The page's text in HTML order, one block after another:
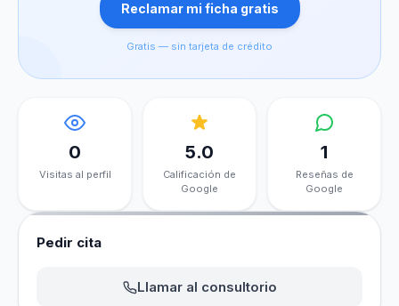
Reclamar mi ficha gratis
Gratis — sin tarjeta de crédito
0
Visitas al perfil
5.0
Calificación de
Google
1
Reseñas de
Google
Pedir cita
Llamar al consultorio